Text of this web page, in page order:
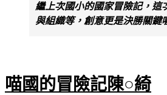
繼上次國小的國家冒險記，這
與組織等，創意更是決勝關鍵
喵國的冒險記陳○綺